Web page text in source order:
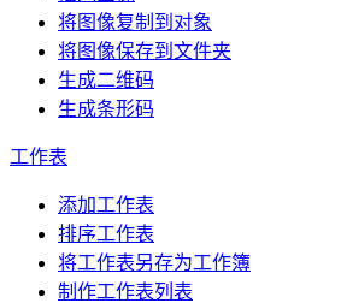
将图像复制到对象
将图像保存到文件夹
生成二维码
生成条形码
工作表
添加工作表
排序工作表
将工作表另存为工作簿
制作工作表列表